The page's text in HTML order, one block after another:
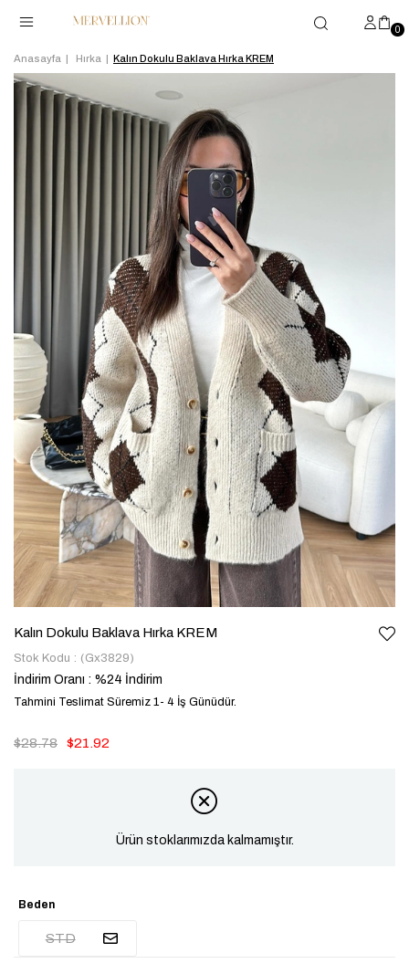
0
Anasayfa Hırka Kalın Dokulu Baklava Hırka KREM
Kalın Dokulu Baklava Hırka KREM
Stok Kodu (Gx3829)
İndirim Oranı : %24 İndirim
Tahmini Teslimat Süremiz 1- 4 İş Günüdür.
$28.78 $21.92
Ürün stoklarımızda kalmamıştır.
Beden
STD